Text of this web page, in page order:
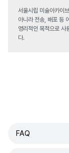
서울시립 미술아카이
아니라 전송, 배포 등
영리적인 목적으로 사
다.
FAQ